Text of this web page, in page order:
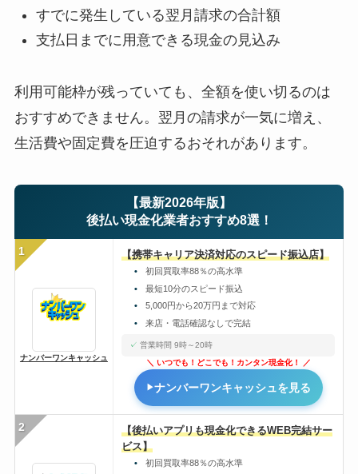
すでに発生している翌月請求の合計額
支払日までに用意できる現金の見込み
利用可能枠が残っていても、全額を使い切るのは
おすすめできません。翌月の請求が一気に増え、
生活費や固定費を圧迫するおそれがあります。
【最新2026年版】
後払い現金化業者おすすめ8選！
1
ナンバーワンキャッシュ
【携帯キャリア決済対応のスピード振込店】
初回買取率88％の高水準
最短10分のスピード振込
5,000円から20万円まで対応
来店・電話確認なしで完結
営業時間 9時～20時
いつでも！どこでも！カンタン現金化！
ナンバーワンキャッシュを見る
2
【後払いアプリも現金化できるWEB完結サー
ビス】
初回買取率88％の高水準